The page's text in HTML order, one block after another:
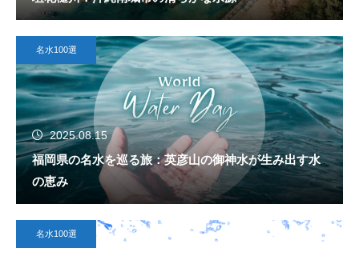
名水100選
2025.08.15
福岡県の名水を巡る旅：英彦山の御神水が生み出す水
の恵み
名水100選